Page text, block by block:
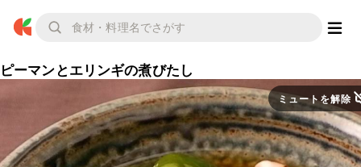
ピーマンとエリンギの煮びたし
ミュートを解除